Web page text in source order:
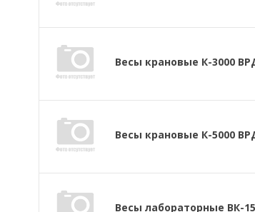
Весы крановые К-3000
Весы крановые К-5000
Весы лабораторные ВК-